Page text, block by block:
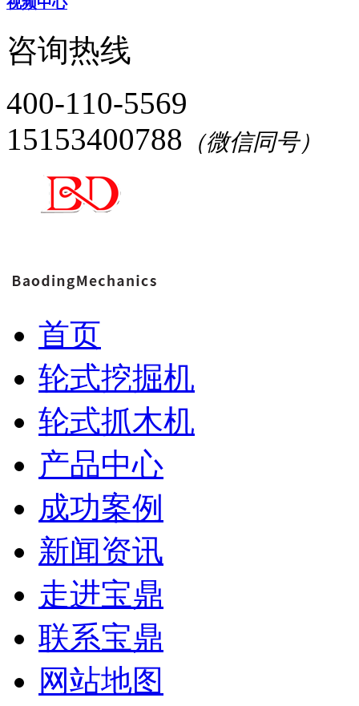
咨询热线
400-110-5569
15153400788 （微信同号）
首页
轮式挖掘机
轮式抓木机
产品中心
成功案例
新闻资讯
走进宝鼎
联系宝鼎
网站地图